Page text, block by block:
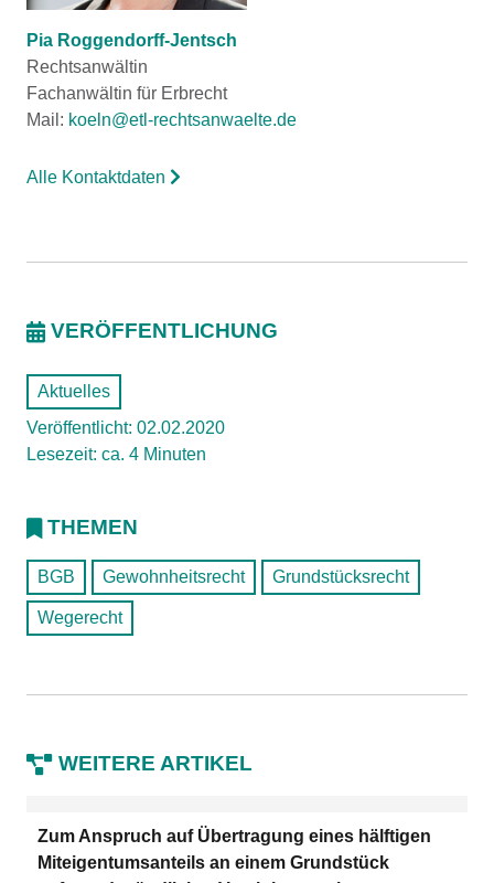
Pia Roggendorff-Jentsch
Rechtsanwältin
Fachanwältin für Erbrecht
Mail: koeln@etl-rechtsanwaelte.de
Alle Kontaktdaten
VERÖFFENTLICHUNG
Aktuelles
Veröffentlicht: 02.02.2020
Lesezeit: ca. 4 Minuten
THEMEN
BGB Gewohnheitsrecht Grundstücksrecht
Wegerecht
WEITERE ARTIKEL
Zum Anspruch auf Übertragung eines hälftigen
Miteigentumsanteils an einem Grundstück